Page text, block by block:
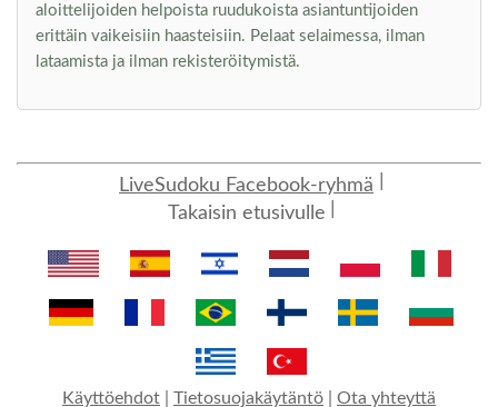
aloittelijoiden helpoista ruudukoista asiantuntijoiden
erittäin vaikeisiin haasteisiin. Pelaat selaimessa, ilman
lataamista ja ilman rekisteröitymistä.
LiveSudoku Facebook-ryhmä
Takaisin etusivulle
Käyttöehdot Tietosuojakäytäntö Ota yhteyttä